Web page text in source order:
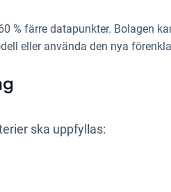
% färre datapunkter. Bolagen
eller använda den nya
ska uppfyllas: